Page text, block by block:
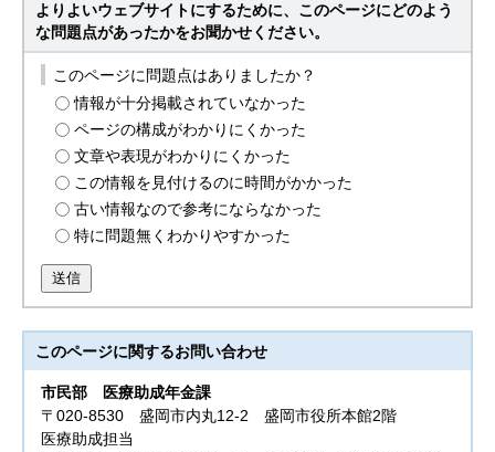
よりよいウェブサイトにするために、このページにどのよう
な問題点があったかをお聞かせください。
このページに問題点はありましたか？
情報が十分掲載されていなかった
ページの構成がわかりにくかった
文章や表現がわかりにくかった
この情報を見付けるのに時間がかかった
古い情報なので参考にならなかった
特に問題無くわかりやすかった
送信
このページに関するお問い合わせ
市民部
医療助成年金課
〒020-8530 盛岡市内丸12-2 盛岡市役所本館2階
医療助成担当